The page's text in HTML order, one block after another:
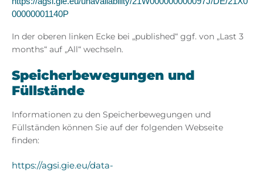
00000001140P
In der oberen linken Ecke bei „published“ ggf. von „Last 3
months“ auf „All“ wechseln.
Speicherbewegungen und
Füllstände​
Informationen zu den Speicherbewegungen und
Füllständen können Sie auf der folgenden Webseite
finden:​
https://agsi.gie.eu/data-